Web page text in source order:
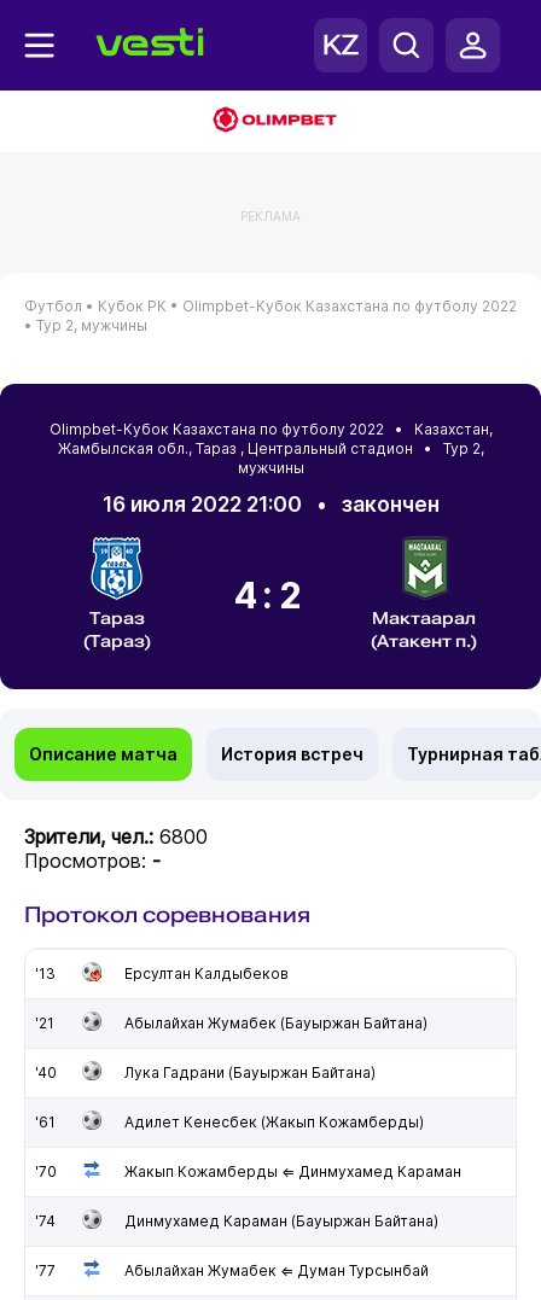
РЕКЛАМА
Футбол • Кубок РК • Olimpbet-Кубок Казахстана по футболу 2022
• Тур 2, мужчины
Olimpbet-Кубок Казахстана по футболу 2022 • Казахстан,
Жамбылская обл., Тараз , Центральный стадион • Тур 2,
мужчины
16 июля 2022 21:00 • закончен
Тараз
(Тараз)
4:2
Мактаарал
(Атакент п.)
Описание матча История встреч Турнирная
Зрители, чел.: 6800
Просмотров: -
Протокол соревнования
'13 Ерсултан Калдыбеков
'21 Абылайхан Жумабек (Бауыржан Байтана)
'40 Лука Гадрани (Бауыржан Байтана)
'61 Адилет Кенесбек (Жакып Кожамберды)
'70 Жакып Кожамберды ⇐ Динмухамед Караман
'74 Динмухамед Караман (Бауыржан Байтана)
'77 Абылайхан Жумабек ⇐ Думан Турсынбай